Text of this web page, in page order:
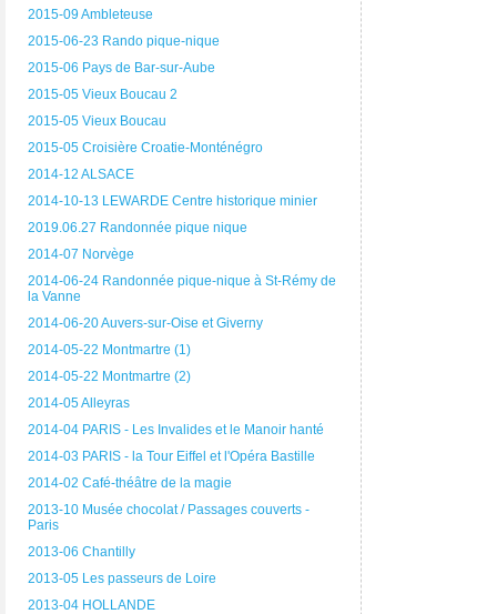
2015-09 Ambleteuse
2015-06-23 Rando pique-nique
2015-06 Pays de Bar-sur-Aube
2015-05 Vieux Boucau 2
2015-05 Vieux Boucau
2015-05 Croisière Croatie-Monténégro
2014-12 ALSACE
2014-10-13 LEWARDE Centre historique minier
2019.06.27 Randonnée pique nique
2014-07 Norvège
2014-06-24 Randonnée pique-nique à St-Rémy de
la Vanne
2014-06-20 Auvers-sur-Oise et Giverny
2014-05-22 Montmartre (1)
2014-05-22 Montmartre (2)
2014-05 Alleyras
2014-04 PARIS - Les Invalides et le Manoir hanté
2014-03 PARIS - la Tour Eiffel et l'Opéra Bastille
2014-02 Café-théâtre de la magie
2013-10 Musée chocolat / Passages couverts -
Paris
2013-06 Chantilly
2013-05 Les passeurs de Loire
2013-04 HOLLANDE